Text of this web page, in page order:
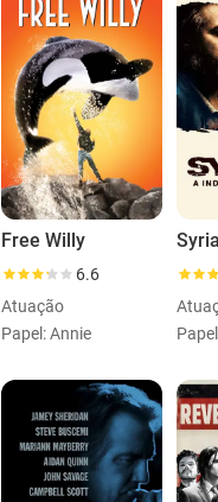
Free Willy
6.6
Atuação
Papel: Annie